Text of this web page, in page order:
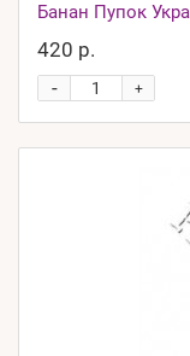
Банан Пупок
420 р.
+
-